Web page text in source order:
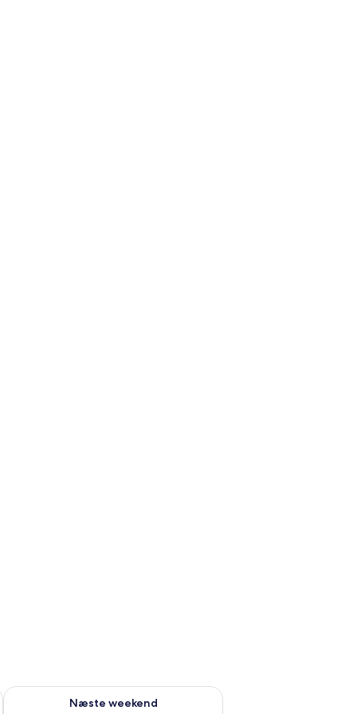
aug. 7 - aug. 9
Næste weekend
Tjek tilgængelighed for næste weekend aug. 14 - aug. 16